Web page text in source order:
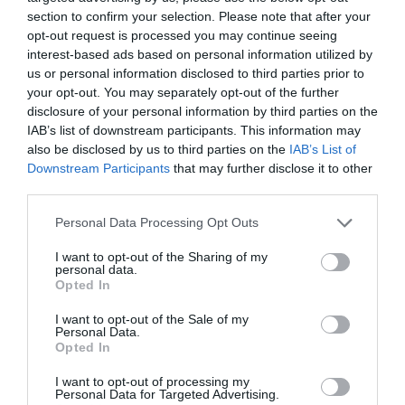
section to confirm your selection. Please note that after your
opt-out request is processed you may continue seeing
interest-based ads based on personal information utilized by
us or personal information disclosed to third parties prior to
your opt-out. You may separately opt-out of the further
disclosure of your personal information by third parties on the
IAB’s list of downstream participants. This information may
also be disclosed by us to third parties on the IAB’s List of
Downstream Participants that may further disclose it to other
Personal Data Processing Opt Outs
I want to opt-out of the Sharing of my
personal data.
Opted In
I want to opt-out of the Sale of my
Personal Data.
Opted In
I want to opt-out of processing my
Personal Data for Targeted Advertising.
recuperación ganará tracción en 2021". "No
quiero minimizar la incertidumbre pero existen
elementos para que 2021 sea un mejor año que
2020", ha recordado el presidente de la entidad.
Pero para que sea mejor, también hará falta
"utilizar bien los fondos europeos y mejorar la
capacidad de crecimiento de la economía
del pago de ERTE y pensiones, con los créditos
ICO, con la condonación de 4.800 alquileres y
proporcionando "la mejor experiencia digital al
cliente" -entre muchísimas otras actuaciones-,
cosa que considera que "es un factor
imprescindible para generar valor" y,